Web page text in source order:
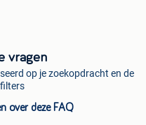
vragen
op je zoekopdracht en de
over deze FAQ